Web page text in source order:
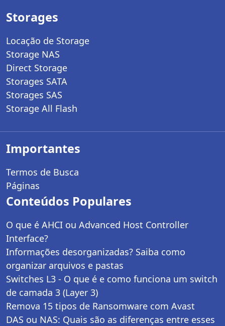
Storages
Locação de Storage
Storage NAS
Direct Storage
Storages SATA
Storages SAS
Storage All Flash
Importantes
Termos de Busca
Páginas
Conteúdos Populares
O que é AHCI ou Advanced Host Controller
Interface?
Informações desorganizadas? Saiba como
organizar arquivos e pastas
Switches L3 - O que é e como funciona um switch
de camada 3 (Layer 3)
Remova 15 tipos de Ransomware com Avast
DAS ou NAS: Quais são as diferenças entre esses